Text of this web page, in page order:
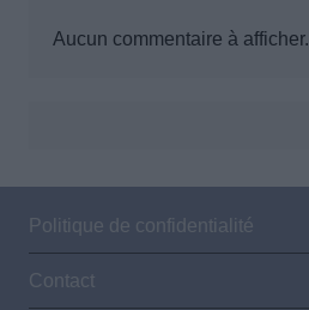
Aucun commentaire à afficher.
Politique de confidentialité
Contact